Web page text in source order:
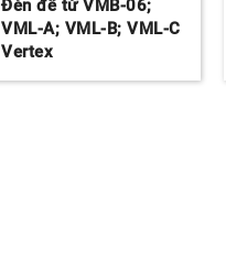
Đèn đế từ VMB-06;
VML-A; VML-B; VML-C
Vertex